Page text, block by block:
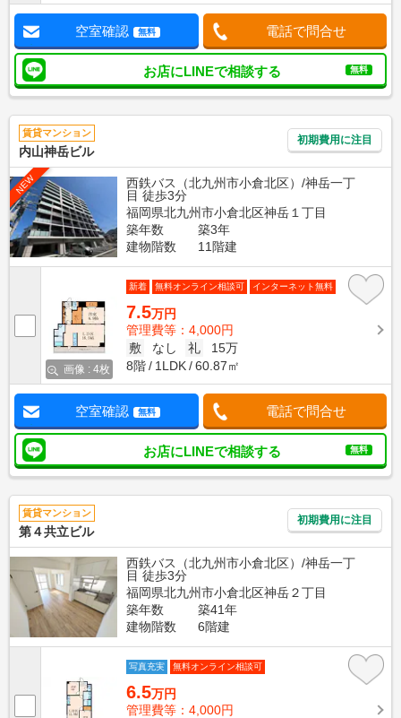
空室確認 無料 電話で問合せ
お店にLINEで相談する 無料
賃貸マンション
内山神岳ビル
初期費用に注目
NEW
西鉄バス（北九州市小倉北区）/神岳一丁
目 徒歩3分
福岡県北九州市小倉北区神岳１丁目
築年数
築3年
建物階数
11階建
画像 : 4枚
新着 無料オンライン相談可 インターネット無料
7.5万円
管理費等：4,000円
敷
なし 礼
15万
8階
1LDK 60.87㎡
空室確認 無料 電話で問合せ
お店にLINEで相談する 無料
賃貸マンション
第４共立ビル
初期費用に注目
西鉄バス（北九州市小倉北区）/神岳一丁
目 徒歩3分
福岡県北九州市小倉北区神岳２丁目
築年数
築41年
建物階数
6階建
写真充実 無料オンライン相談可
6.5万円
管理費等：4,000円